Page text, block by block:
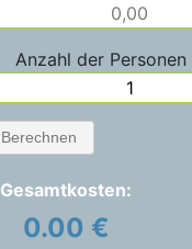
Anzahl der Personen
Berechnen
Gesamtkosten:
0.00 €